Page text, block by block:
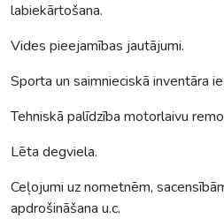
labiekārtošana.
Vides pieejamības jautājumi.
Sporta un saimnieciskā inventāra
Tehniskā palīdzība motorlaivu
Lēta degviela.
Ceļojumi uz nometnēm,
apdrošināšana u.c.